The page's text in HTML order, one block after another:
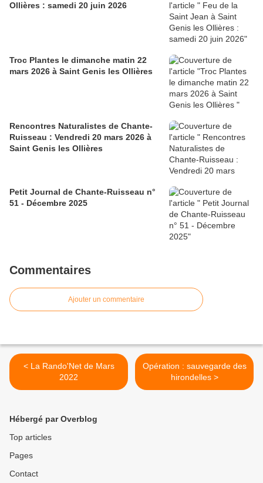
Ollières : samedi 20 juin 2026
Troc Plantes le dimanche matin 22
mars 2026 à Saint Genis les Ollières
Rencontres Naturalistes de Chante-
Ruisseau : Vendredi 20 mars 2026 à
Saint Genis les Ollières
Petit Journal de Chante-Ruisseau n°
51 - Décembre 2025
Commentaires
Ajouter un commentaire
< La Rando'Net de Mars
2022
Opération : sauvegarde des
hirondelles >
Hébergé par Overblog
Top articles
Pages
Contact